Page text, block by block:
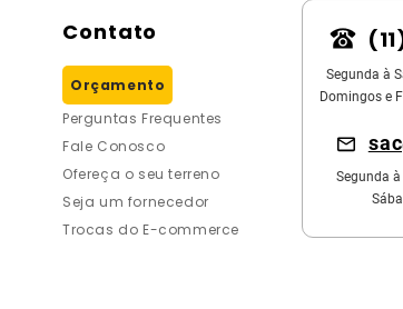
Contato
Orçamento
Perguntas Frequentes
Fale Conosco
Ofereça o seu terreno
Seja um fornecedor
Trocas do E-commerce
Segunda à
Domingos e
Segunda